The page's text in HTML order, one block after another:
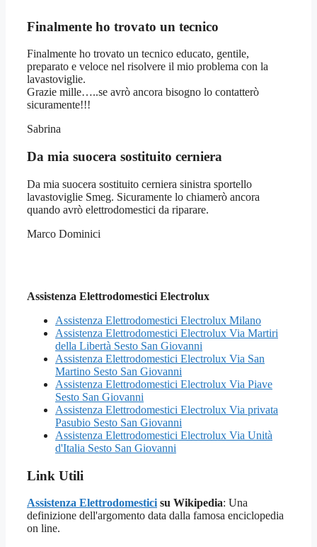
Finalmente ho trovato un tecnico
Finalmente ho trovato un tecnico educato, gentile,
preparato e veloce nel risolvere il mio problema con la
lavastoviglie.
Grazie mille…..se avrò ancora bisogno lo contatterò
sicuramente!!!
Sabrina
Da mia suocera sostituito cerniera
Da mia suocera sostituito cerniera sinistra sportello
lavastoviglie Smeg. Sicuramente lo chiamerò ancora
quando avrò elettrodomestici da riparare.
Marco Dominici
Assistenza Elettrodomestici Electrolux
Assistenza Elettrodomestici Electrolux Milano
Assistenza Elettrodomestici Electrolux Via Martiri
della Libertà Sesto San Giovanni
Assistenza Elettrodomestici Electrolux Via San
Martino Sesto San Giovanni
Assistenza Elettrodomestici Electrolux Via Piave
Sesto San Giovanni
Assistenza Elettrodomestici Electrolux Via privata
Pasubio Sesto San Giovanni
Assistenza Elettrodomestici Electrolux Via Unità
d'Italia Sesto San Giovanni
Link Utili
Assistenza Elettrodomestici su Wikipedia: Una
definizione dell'argomento data dalla famosa enciclopedia
on line.